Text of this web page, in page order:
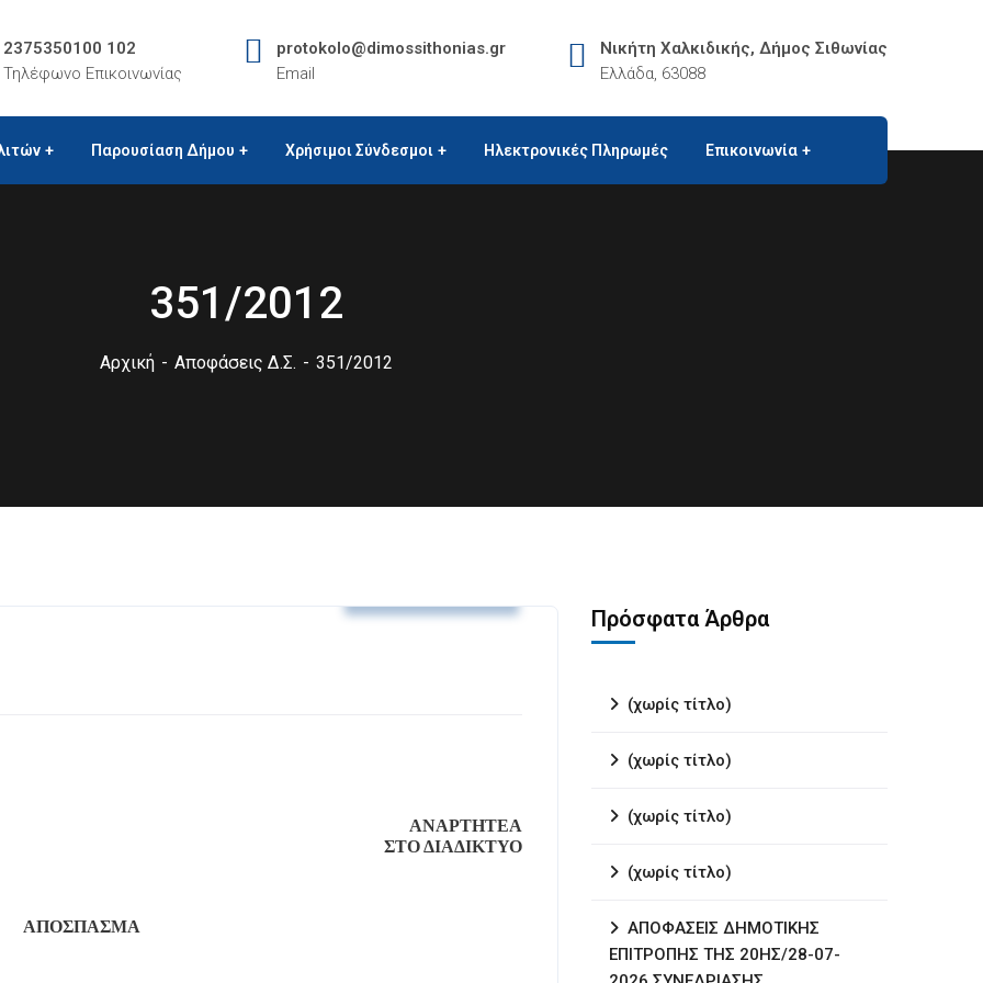
2375350100 102
Τηλέφωνο Επικοινωνίας
protokolo@dimossithonias.gr
Email
Νικήτη Χαλκιδικής, Δήμος Σιθωνίας
Ελλάδα, 63088
Παρουσίαση Δήμου Χρήσιμοι Σύνδεσμοι Ηλεκτρονικές Πληρωμές Επικοινωνία
351/2012
Αρχική Αποφάσεις Δ.Σ. 351/2012
ΑΝΑΡΤΗΤΕΑ
ΣΤΟ ΔΙΑΔΙΚΤΥΟ
ΑΠΟΣΠΑΣΜΑ
Πρόσφατα Άρθρα
(χωρίς τίτλο)
(χωρίς τίτλο)
(χωρίς τίτλο)
(χωρίς τίτλο)
ΑΠΟΦΑΣΕΙΣ ΔΗΜΟΤΙΚΗΣ
ΕΠΙΤΡΟΠΗΣ ΤΗΣ 20ΗΣ/28-07-